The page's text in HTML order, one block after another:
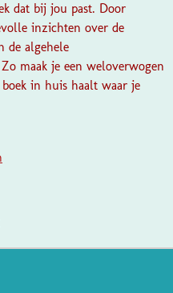
dat bij jou past. Door
inzichten over de
de algehele
maak je een weloverwogen
in huis haalt waar je